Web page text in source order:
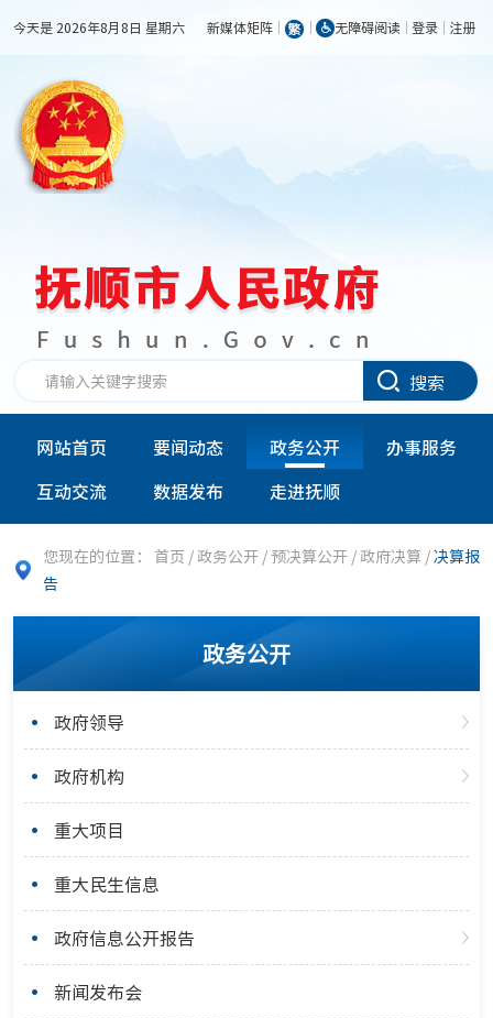
今天是 2026年8月8日 星期六 新媒体矩阵 无障碍阅读 登录 注册
搜索
网站首页 要闻动态 政务公开
办事服务
互动交流
数据发布 走进抚顺
您现在的位置： 首页 /政务公开 /预决算公开 /政府决算 /决算报
告
政务公开
政府领导
政府机构
重大项目
重大民生信息
政府信息公开报告
新闻发布会